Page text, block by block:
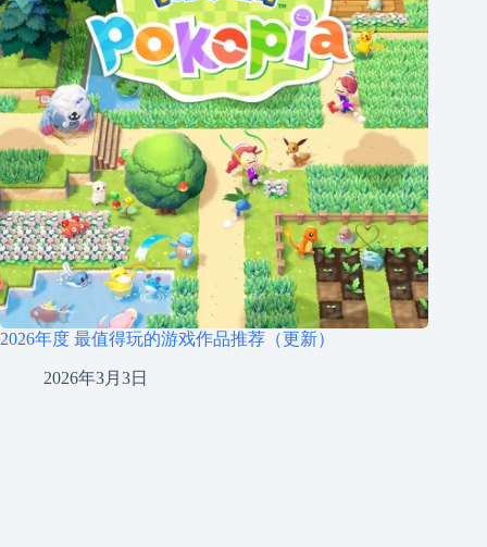
2026年度 最值得玩的游戏作品推荐（更新）
2026年3月3日